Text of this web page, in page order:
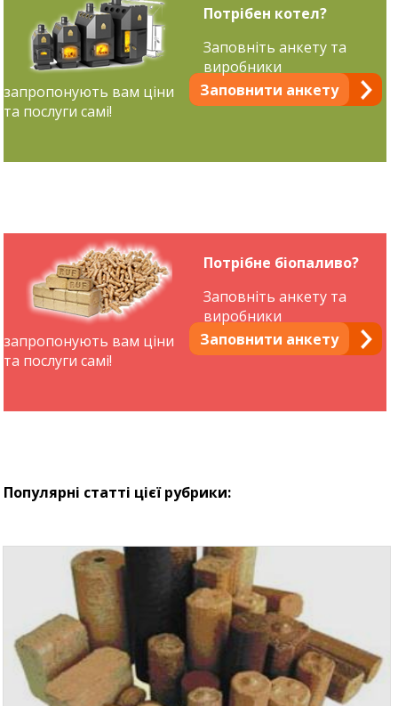
Потрібен котел?
Заповнити анкету
Заповніть анкету та
виробники
запропонують вам ціни
та послуги самі!
Потрібне біопаливо?
Заповнити анкету
Заповніть анкету та
виробники
запропонують вам ціни
та послуги самі!
Популярні статті цієї рубрики: